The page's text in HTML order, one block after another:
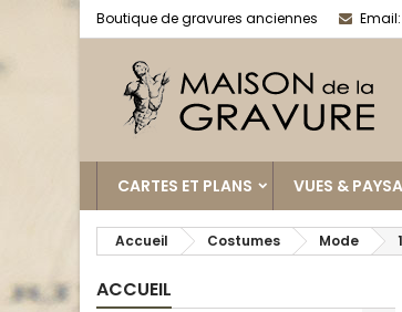
Boutique de gravures anciennes Email:
CARTES ET PLANS VUES &
Accueil Costumes Mode
ACCUEIL